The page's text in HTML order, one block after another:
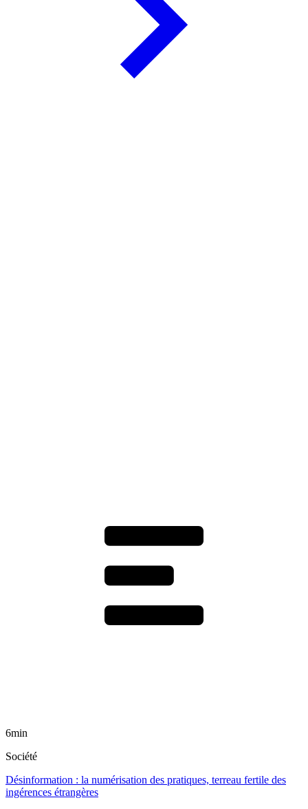
6min
Société
Désinformation : la numérisation des pratiques, terreau fertile des
ingérences étrangères